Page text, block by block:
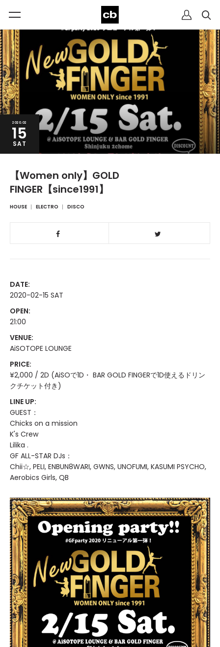
2020.02
15
SAT
【Women only】GOLD
FINGER【since1991】
HOUSE ELECTRO DISCO
DATE:
2020-02-15 SAT
OPEN:
21:00
VENUE:
AiSOTOPE LOUNGE
PRICE:
¥2,000 / 2D (AiSOで1D・ BAR GOLD FINGERで1D使えるドリン
クチケット付き)
LINE UP:
GUEST：
Chicks on a mission
K's Crew
Lilika .
GF ALL-STAR DJs：
Chii☆, PELI, ENBUN8WARI, GWNS, UNOFUMI, KASUMI PSYCHO,
Aerobics Girls, QB